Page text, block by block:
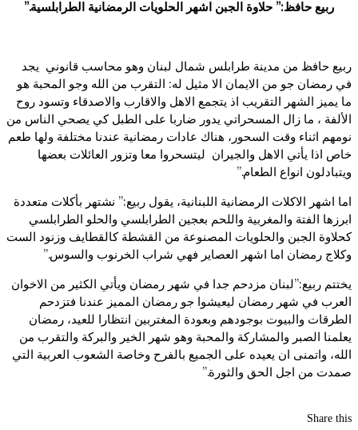
ربيع حافظ:” حلاوة الجبن اشهر الحلويات الرمضانية الطرابلسية.”
ربيع حافظ من مدينة طرابلس شمال لبنان وهو محاسب قانوني يجد
في رمضان جو من الايمان الا مثيل له: التقرب من الله وجو المحبة هو
ما يميز الشهر التقريب اذ يتجمع الاهل والاقارب والاصدقاء وتسود روح
الألفة ، ما زال المسحراتي يدور ضاربا على الطبل كي يصحي الناس من
نومهم اثناء وقت السحور، هناك عادات رمضانية عندنا مختلفة ولها طعم
خاص اذا يأتي الاهل والجيران ليتسحروا معا وتزور العائلات بعضها
ويتبادلون انواع الطعام.”
اما اشهر الاكلات الرمضانية اللبنانية، يقول ربيع:” نشتهر بأكلات متعددة
ابرزها الفتة والمغربية واللحم بعجين الطرابلسي والحلو الطرابلسي
كحلاوة الجبن والحلويات المصنوعة من القشطة كالقطايف وزنود الست
وكلاج رمضان اما اشهر العصاير فهي شراب الخرنوب والسوس.”
يختتم ربيع:”لبنان مزدحم جدا في شهر رمضان ويأتي الكثير من الاخوان
العرب في شهر رمضان ليعيشوا جو رمضان المميز عندنا فتزدحم
الطرقات والبيوت بوجودهم وبعودة المغتربين انتظارا للعيد، رمضان
يعلمنا الصبر والمشاركة والمحبة وهو شهر الخير والبركة والتقرب من
الله، واتمنى ان يعيده على الجميع بالفرح وخاصة الشعوب العربية التي
صمدت من اجل الحق والثورة.”
Share this